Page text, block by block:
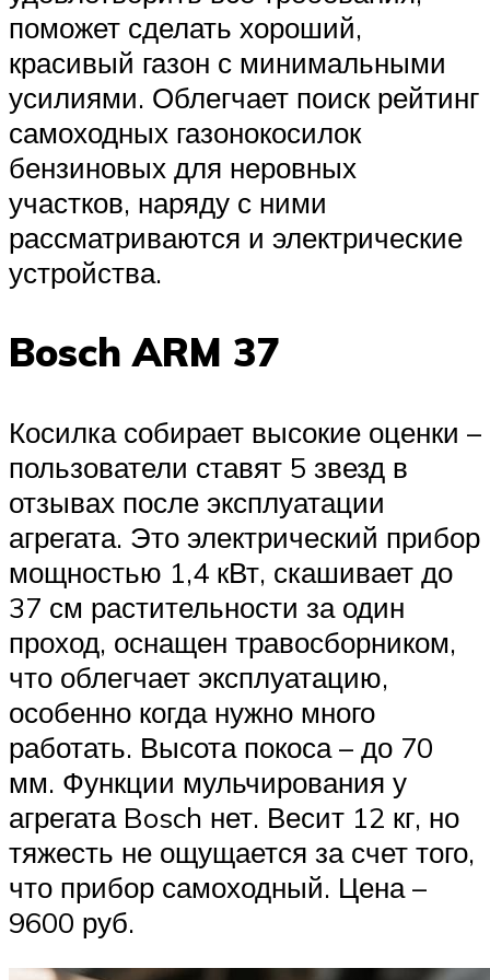
поможет сделать хороший,
красивый газон с минимальными
усилиями. Облегчает поиск рейтинг
самоходных газонокосилок
бензиновых для неровных
участков, наряду с ними
рассматриваются и электрические
устройства.
Bosch ARM 37
Косилка собирает высокие оценки –
пользователи ставят 5 звезд в
отзывах после эксплуатации
агрегата. Это электрический прибор
мощностью 1,4 кВт, скашивает до
37 см растительности за один
проход, оснащен травосборником,
что облегчает эксплуатацию,
особенно когда нужно много
работать. Высота покоса – до 70
мм. Функции мульчирования у
агрегата Bosch нет. Весит 12 кг, но
тяжесть не ощущается за счет того,
что прибор самоходный. Цена –
9600 руб.